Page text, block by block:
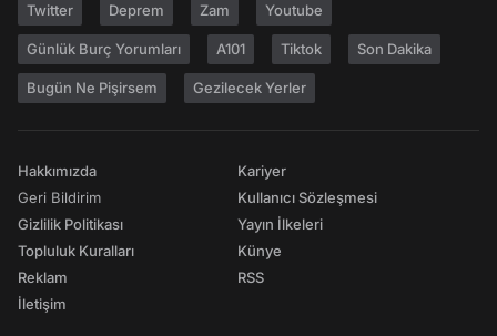
Twitter Deprem Zam Youtube
Günlük Burç Yorumları A101 Tiktok Son Dakika
Bugün Ne Pişirsem Gezilecek Yerler
Hakkımızda
Geri Bildirim
Gizlilik Politikası
Topluluk Kuralları
Reklam
İletişim
Kariyer
Kullanıcı Sözleşmesi
Yayın İlkeleri
Künye
RSS